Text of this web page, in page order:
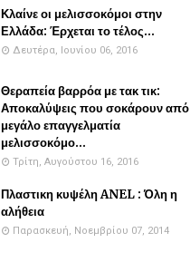
Κλαίνε οι μελισσοκόμοι στην
Ελλάδα: Έρχεται το τέλος...
Δευτέρα, Ιουνίου 06, 2016
Θεραπεία βαρρόα με τακ τικ:
Αποκαλύψεις που σοκάρουν από
μεγάλο επαγγελματία
μελισσοκόμο...
Τρίτη, Αυγούστου 16, 2016
Πλαστικη κυψέλη ANEL : Όλη η
αλήθεια
Παρασκευή, Νοεμβρίου 07, 2014